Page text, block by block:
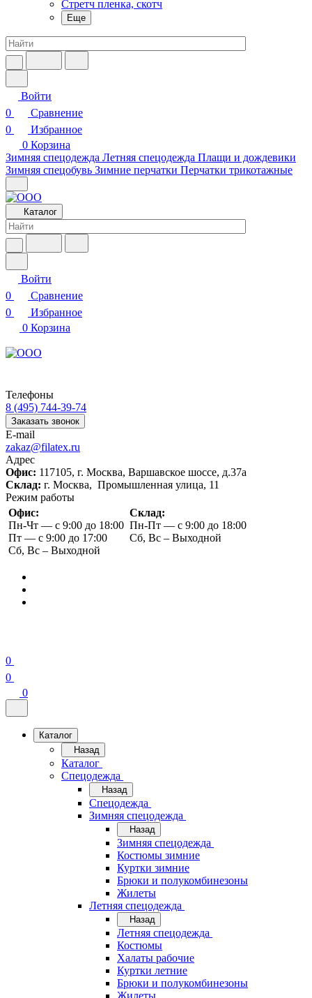
Стретч пленка, скотч
Еще
Войти
0
Сравнение
0
Избранное
0 Корзина
Зимняя спецодежда Летняя спецодежда Плащи и дождевики
Зимняя спецобувь Зимние перчатки Перчатки трикотажные
Каталог
Войти
0
Сравнение
0
Избранное
0 Корзина
Телефоны
8 (495) 744-39-74
Заказать звонок
E-mail
zakaz@filatex.ru
Адрес
Офис: 117105, г. Москва, Варшавское шоссе, д.37а
Склад: г. Москва, Промышленная улица, 11
Режим работы
Офис:
Пн-Чт — с 9:00 до 18:00
Пт — с 9:00 до 17:00
Сб, Вс – Выходной
Склад:
Пн-Пт — с 9:00 до 18:00
Сб, Вс – Выходной
0
0
0
Каталог
Назад
Каталог
Спецодежда
Назад
Спецодежда
Зимняя спецодежда
Назад
Зимняя спецодежда
Костюмы зимние
Куртки зимние
Брюки и полукомбинезоны
Жилеты
Летняя спецодежда
Назад
Летняя спецодежда
Костюмы
Халаты рабочие
Куртки летние
Брюки и полукомбинезоны
Жилеты